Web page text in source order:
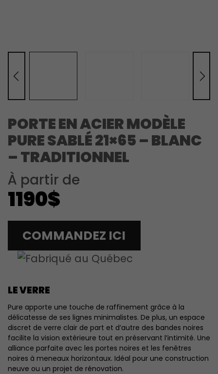
PORTE EN ACIER MODÈLE
PURE SABLÉ 21×65 – BLANC
– TRADITIONNEL
À partir de
1190$
COMMANDEZ ICI
LE VERRE
Pure apporte une touche de raffinement grâce à la
délicatesse de ses lignes minimalistes. De plus, un espace
discret de verre clair de part et d’autre des bandes noires
facilite la vision extérieure tout en préservant l’intimité. Une
alliance parfaite avec les portes noires et les fenêtres
noires à meneaux horizontaux. Idéal pour une construction
neuve ou un projet de rénovation.